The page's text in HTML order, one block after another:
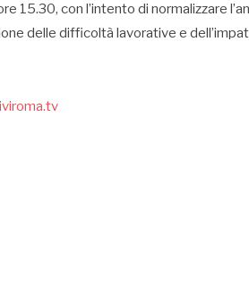
15.30, con l’intento di normalizzare
delle difficoltà lavorative e